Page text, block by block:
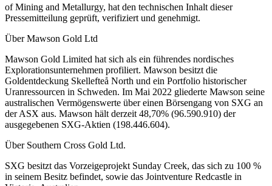
of Mining and Metallurgy, hat den technischen Inhalt dieser
Pressemitteilung geprüft, verifiziert und genehmigt.
Über Mawson Gold Ltd
Mawson Gold Limited hat sich als ein führendes nordisches
Explorationsunternehmen profiliert. Mawson besitzt die
Goldentdeckung Skellefteå North und ein Portfolio historischer
Uranressourcen in Schweden. Im Mai 2022 gliederte Mawson seine
australischen Vermögenswerte über einen Börsengang von SXG an
der ASX aus. Mawson hält derzeit 48,70% (96.590.910) der
ausgegebenen SXG-Aktien (198.446.604).
Über Southern Cross Gold Ltd.
SXG besitzt das Vorzeigeprojekt Sunday Creek, das sich zu 100 %
in seinem Besitz befindet, sowie das Jointventure Redcastle in